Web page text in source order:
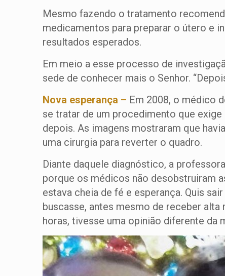
Mesmo fazendo o tratamento
medicamentos para preparar o útero e
resultados esperados.
Em meio a esse processo de
sede de conhecer mais o Senhor.
Nova esperança – Em 2008, o médico
se tratar de um procedimento que
depois. As imagens mostraram que
uma cirurgia para reverter o quadro.
Diante daquele diagnóstico, a
porque os médicos não desobstruiram
estava cheia de fé e esperança. Quis
buscasse, antes mesmo de receber
horas, tivesse uma opinião diferente da